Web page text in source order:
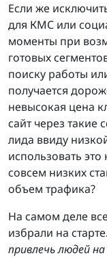
Если же
для КМС или
моменты при
готовых
поиску работы
получается
невысокая цена
сайт через такие
лида ввиду
использовать
совсем низких
объем трафика?
На самом деле
избрали на
привлечь людей